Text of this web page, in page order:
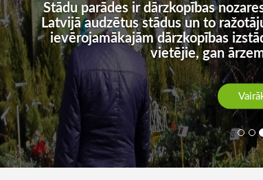
Stādu parādes ir dārzkopības
Latvijā audzētus stādus un to
ievērojamākajām dārzkopības
vietējie, gan